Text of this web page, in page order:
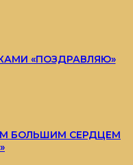
«ПОЗДРАВЛЯЮ»
БОЛЬШИМ СЕРДЦЕМ